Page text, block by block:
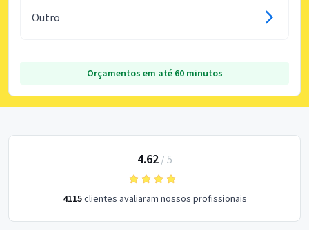
Outro
Orçamentos em até 60 minutos
4.62/ 5
4115clientes avaliaram nossos profissionais